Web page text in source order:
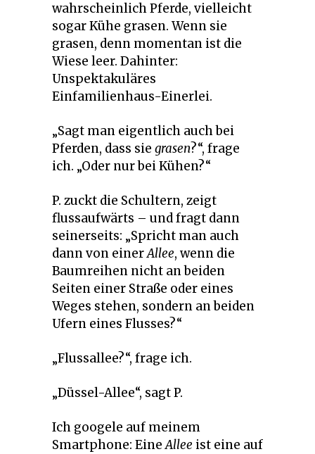
wahrscheinlich Pferde, vielleicht
sogar Kühe grasen. Wenn sie
grasen, denn momentan ist die
Wiese leer. Dahinter:
Unspektakuläres
Einfamilienhaus-Einerlei.
„Sagt man eigentlich auch bei
Pferden, dass sie grasen?“, frage
ich. „Oder nur bei Kühen?“
P. zuckt die Schultern, zeigt
flussaufwärts – und fragt dann
seinerseits: „Spricht man auch
dann von einerAllee, wenn die
Baumreihen nicht an beiden
Seiten einer Straße oder eines
Weges stehen, sondern an beiden
Ufern eines Flusses?“
„Flussallee?“, frage ich.
„Düssel-Allee“, sagt P.
Ich googele auf meinem
Smartphone: EineAllee ist eine auf